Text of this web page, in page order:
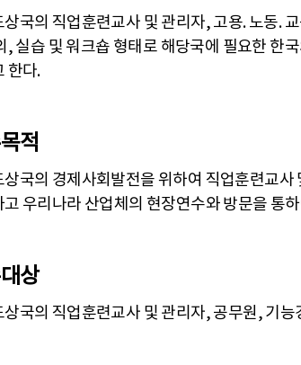
상국의 직업훈련교사 및 관리자, 고용. 노동.
, 실습 및 워크숍 형태로 해당국에 필요한 한
한다.
적
상국의 경제사회발전을 위하여 직업훈련교
고 우리나라 산업체의 현장연수와 방문을 통
상
상국의 직업훈련교사 및 관리자, 공무원, 기